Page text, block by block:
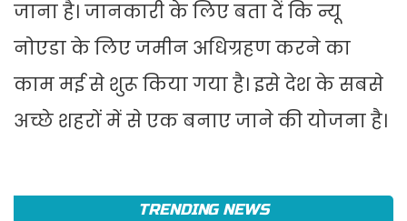
जाना है। जानकारी के लिए बता दें कि न्यू
नोएडा के लिए जमीन अधिग्रहण करने का
काम मई से शुरू किया गया है। इसे देश के सबसे
अच्छे शहरों में से एक बनाए जाने की योजना है।
TRENDING NEWS